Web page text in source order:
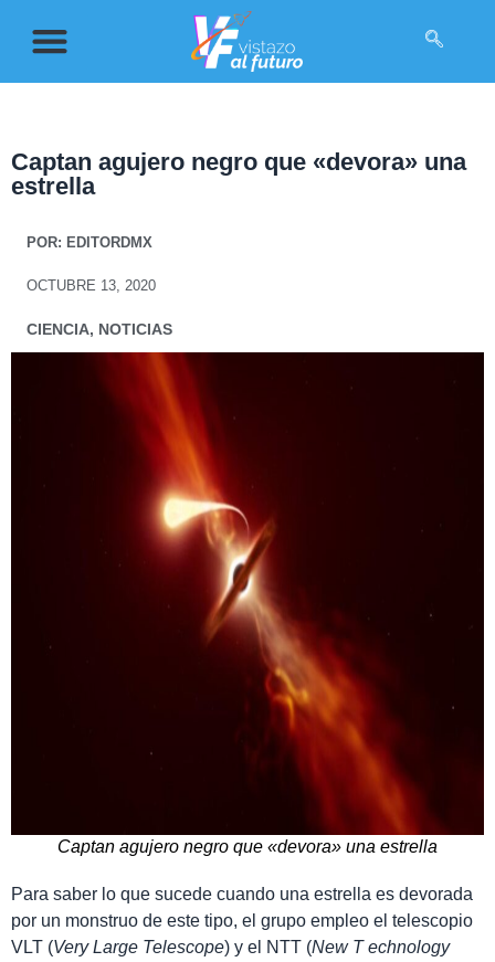
Captan agujero negro que «devora» una
estrella
POR: EDITORDMX
OCTUBRE 13, 2020
CIENCIA, NOTICIAS
Captan agujero negro que «devora» una estrella
Para saber lo que sucede cuando una estrella es devorada
por un monstruo de este tipo, el grupo empleo el telescopio
VLT (Very Large Telescope) y el NTT (New T echnology